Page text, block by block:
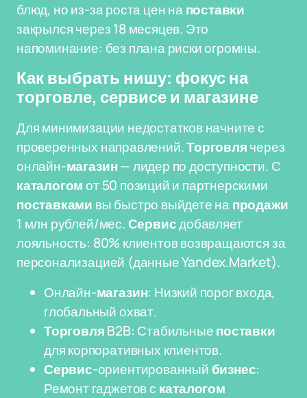
блюд, но из-за роста цен напоставки
закрылся через 18 месяцев. Это
напоминание: без плана риски огромны.
Как выбрать нишу: фокус на
торговле, сервисе и магазине
Для минимизации недостатков начните с
проверенных направлений.Торговлячерез
онлайн-магазин— лидер по доступности. С
каталогомот 50 позиций и партнерскими
поставками вы быстро выйдете напродажи
1 млн рублей/мес.Сервисдобавляет
лояльность: 80% клиентов возвращаются за
персонализацией (данные Yandex.Market).
Онлайн-магазин: Низкий порог входа,
глобальный охват.
ТорговляB2B: Стабильныепоставки
для корпоративных клиентов.
Сервис-ориентированный бизнес:
Ремонт гаджетов с каталогом